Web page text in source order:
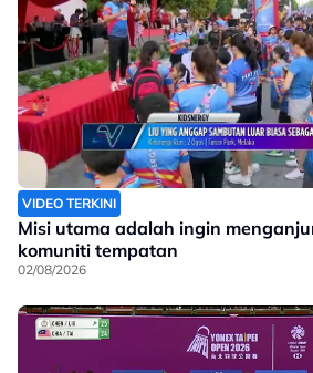
VIDEO TERKINI
Misi utama adalah ingin
komuniti tempatan
02/08/2026